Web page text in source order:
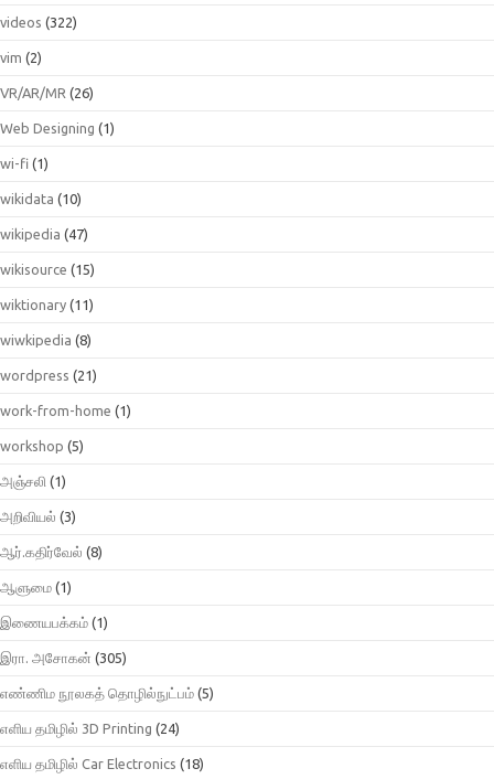
videos (322)
vim (2)
VR/AR/MR (26)
Web Designing (1)
wi-fi (1)
wikidata (10)
wikipedia (47)
wikisource (15)
wiktionary (11)
wiwkipedia (8)
wordpress (21)
work-from-home (1)
workshop (5)
அஞ்சலி (1)
அறிவியல் (3)
ஆர்.கதிர்வேல் (8)
ஆளுமை (1)
இணையபக்கம் (1)
இரா. அசோகன் (305)
எண்ணிம நூலகத் தொழில்நுட்பம் (5)
எளிய தமிழில் 3D Printing (24)
எளிய தமிழில் Car Electronics (18)